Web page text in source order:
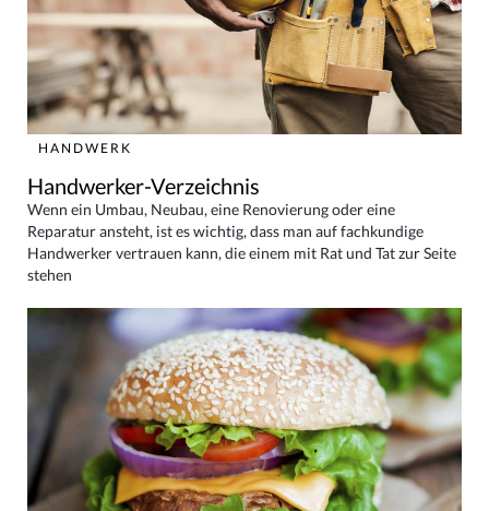
HANDWERK
Handwerker-Verzeichnis
Wenn ein Umbau, Neubau, eine Renovierung oder eine
Reparatur ansteht, ist es wichtig, dass man auf fachkundige
Handwerker vertrauen kann, die einem mit Rat und Tat zur Seite
stehen